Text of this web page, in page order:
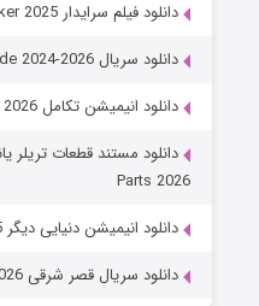
دانلود فیلم سرایدار The Caretaker 2025
دانلود سریال One Hundred Years of Solitude 2024-2026
دانلود انیمیشن تکامل Evolution 2026
Parts 2026
دانلود انیمیشن دنیایی دیگر Another World 2025
دانلود سریال قصر شرقی The East Palace 2026